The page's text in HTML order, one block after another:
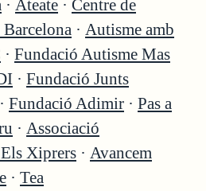
· Ateate · Centre de
· Autisme amb
· Fundació Autisme Mas
· Fundació Junts
· Fundació Adimir · Pas a
· Associació
Xiprers · Avancem
· Tea